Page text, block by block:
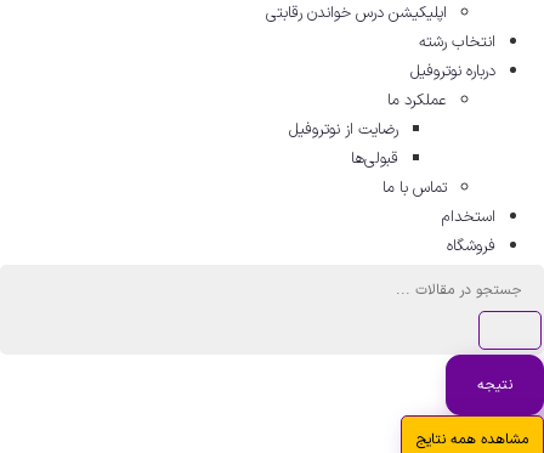
اپلیکیشن درس خواندن رقابتی
انتخاب رشته
درباره نوتروفیل
عملکرد ما
رضایت از نوتروفیل
قبولی‌ها
تماس با ما
استخدام
فروشگاه
جستجو
نتیجه
مشاهده همه نتایج